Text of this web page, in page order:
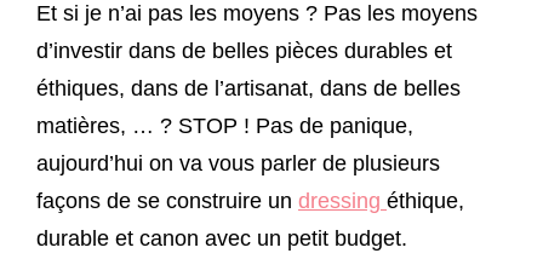
Et si je n’ai pas les moyens ? Pas les moyens
d’investir dans de belles pièces durables et
éthiques, dans de l’artisanat, dans de belles
matières, … ? STOP ! Pas de panique,
aujourd’hui on va vous parler de plusieurs
façons de se construire un dressing éthique,
durable et canon avec un petit budget.